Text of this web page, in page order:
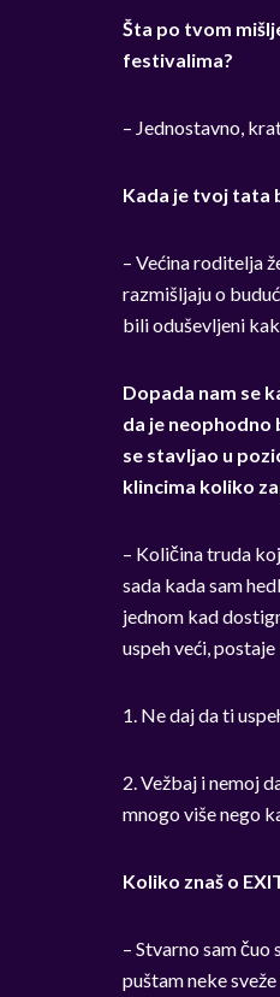
Šta po tvom
festivalima?
– Jednostavno,
Kada je tvoj tata
– Većina roditelja
razmišljaju o
bili oduševljeni
Dopada nam se
da je neophodno
se stavljao u
klincima koliko
– Količina truda
sada kada sam
jednom kad
uspeh veći,
1. Ne daj da ti
2. Vežbaj i nemoj
mnogo više nego
Koliko znaš o
– Stvarno sam
puštam neke